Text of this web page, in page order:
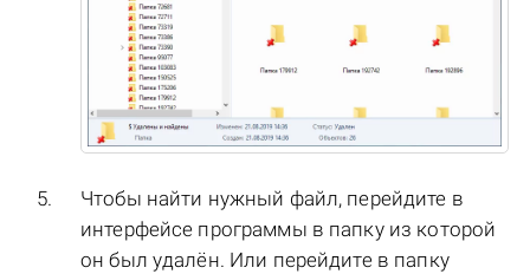
Чтобы найти нужный файл, перейдите в
интерфейсе программы в папку из которой
он был удалён. Или перейдите в папку